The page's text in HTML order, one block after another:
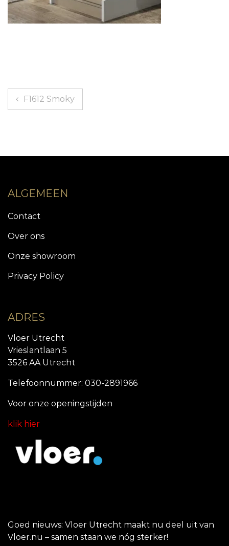
Bericht
navigatie
F1612 Smoky
ALGEMEEN
Contact
Over ons
Onze showroom
Privacy Policy
ADRES
Vloer Utrecht
Vrieslantlaan 5
3526 AA Utrecht
Telefoonnummer: 030-2891966
Voor onze openingstijden
klik hier
Goed nieuws: Vloer Utrecht maakt nu deel uit van
Vloer.nu – samen staan we nóg sterker!